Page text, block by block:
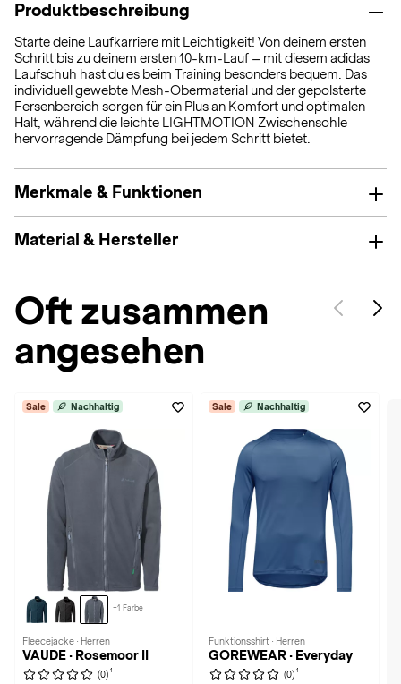
Produktbeschreibung
Starte deine Laufkarriere mit Leichtigkeit! Von deinem ersten
Schritt bis zu deinem ersten 10-km-Lauf – mit diesem adidas
Laufschuh hast du es beim Training besonders bequem. Das
individuell gewebte Mesh-Obermaterial und der gepolsterte
Fersenbereich sorgen für ein Plus an Komfort und optimalen
Halt, während die leichte LIGHTMOTION Zwischensohle
hervorragende Dämpfung bei jedem Schritt bietet.
Merkmale & Funktionen
Material & Hersteller
Oft zusammen
angesehen
Sale Nachhaltig
+1 Farbe
Fleecejacke · Herren
VAUDE · Rosemoor II
(0) 1
Sale Nachhaltig
Funktionsshirt · Herren
GOREWEAR · Everyday
(0) 1